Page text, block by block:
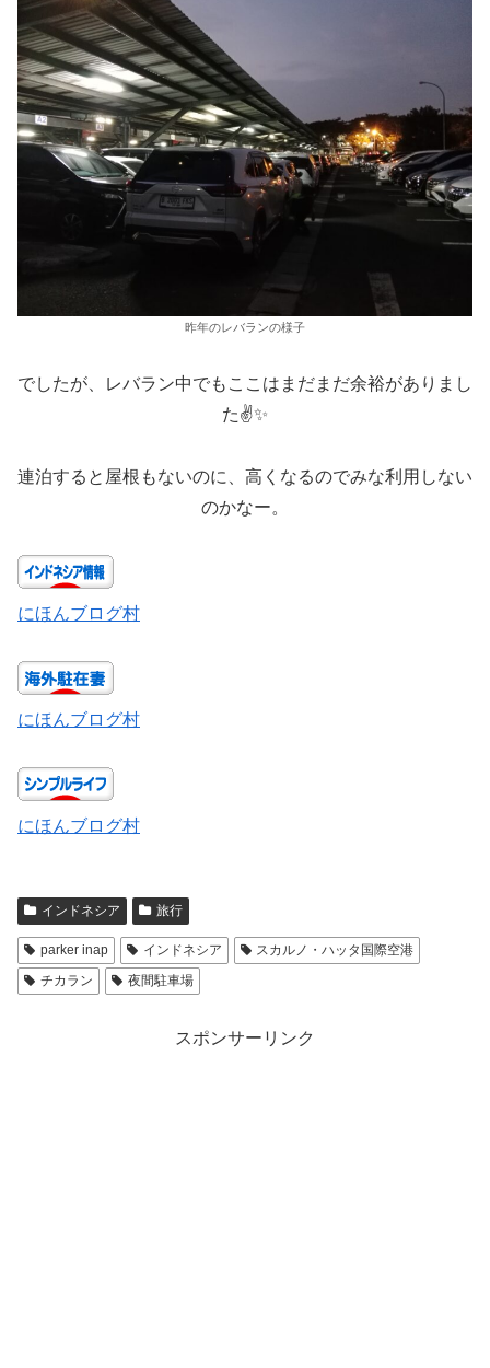
昨年のレバランの様子
でしたが、レバラン中でもここはまだまだ余裕がありまし
た✌✨️
連泊すると屋根もないのに、高くなるのでみな利用しない
のかなー。
にほんブログ村
にほんブログ村
にほんブログ村
インドネシア 旅行
parker inap インドネシア
スカルノ・ハッタ国際空港
チカラン
夜間駐車場
スポンサーリンク